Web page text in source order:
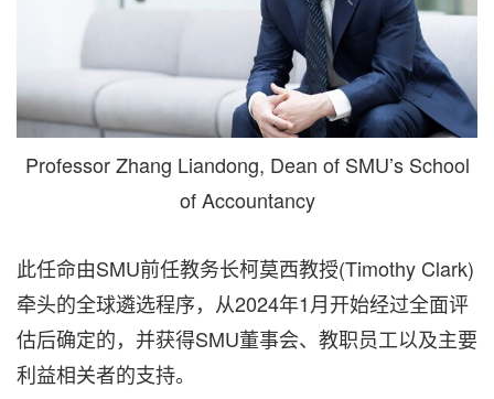
Professor Zhang Liandong, Dean of SMU’s School
of Accountancy
此任命由SMU前任教务长柯莫西教授(Timothy Clark)
牵头的全球遴选程序，从2024年1月开始经过全面评
估后确定的，并获得SMU董事会、教职员工以及主要
利益相关者的支持。